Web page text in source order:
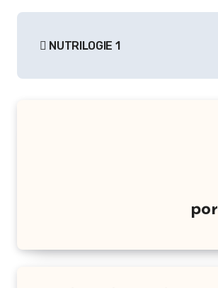
de
entradas
NUTRILOGIE 1
por